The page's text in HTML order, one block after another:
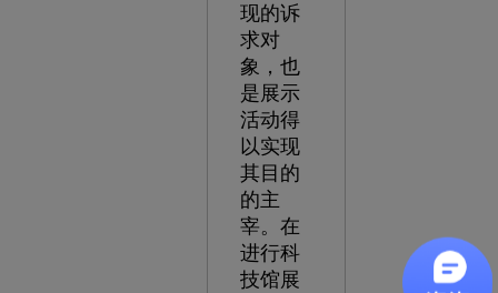
现的诉
求对
象，也
是展示
活动得
以实现
其目的
的主
宰。在
进行科
技馆展